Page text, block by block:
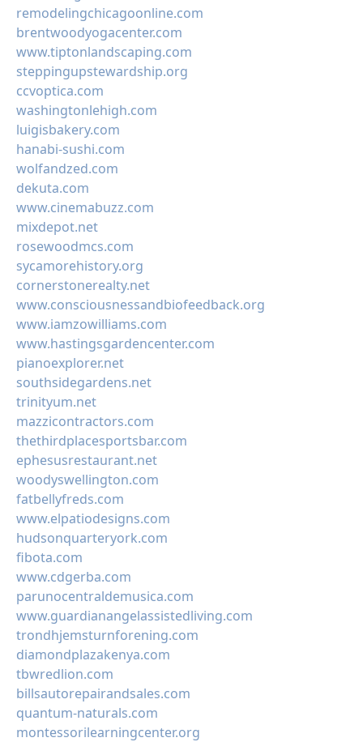
remodelingchicagoonline.com
brentwoodyogacenter.com
www.tiptonlandscaping.com
steppingupstewardship.org
ccvoptica.com
washingtonlehigh.com
luigisbakery.com
hanabi-sushi.com
wolfandzed.com
dekuta.com
www.cinemabuzz.com
mixdepot.net
rosewoodmcs.com
sycamorehistory.org
cornerstonerealty.net
www.consciousnessandbiofeedback.org
www.iamzowilliams.com
www.hastingsgardencenter.com
pianoexplorer.net
southsidegardens.net
trinityum.net
mazzicontractors.com
thethirdplacesportsbar.com
ephesusrestaurant.net
woodyswellington.com
fatbellyfreds.com
www.elpatiodesigns.com
hudsonquarteryork.com
fibota.com
www.cdgerba.com
parunocentraldemusica.com
www.guardianangelassistedliving.com
trondhjemsturnforening.com
diamondplazakenya.com
tbwredlion.com
billsautorepairandsales.com
quantum-naturals.com
montessorilearningcenter.org